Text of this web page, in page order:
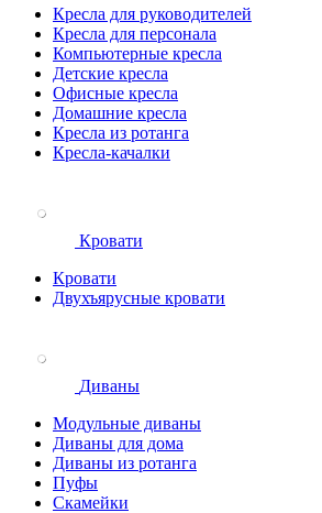
Кресла для руководителей
Кресла для персонала
Компьютерные кресла
Детские кресла
Офисные кресла
Домашние кресла
Кресла из ротанга
Кресла-качалки
Кровати
Кровати
Двухъярусные кровати
Диваны
Модульные диваны
Диваны для дома
Диваны из ротанга
Пуфы
Скамейки